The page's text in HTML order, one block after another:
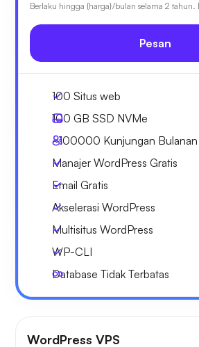
Berlaku hingga {harga}/bulan selama 2 tahun.
Pesan
100 Situs web
100 GB SSD NVMe
~100000 Kunjungan Bulanan
Manajer WordPress Gratis
Email Gratis
Akselerasi WordPress
Multisitus WordPress
WP-CLI
Database Tidak Terbatas
WordPress VPS